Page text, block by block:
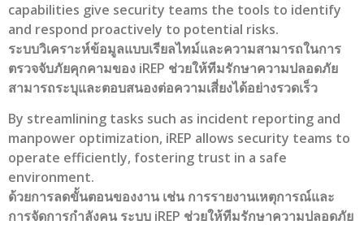
capabilities give security teams the tools to identify
and respond proactively to potential risks.
ระบบวิเคราะห์ข้อมูลแบบเรียลไทม์และความสามารถในการ
ตรวจจับภัยคุกคามของ iREP ช่วยให้ทีมรักษาความปลอดภัย
สามารถระบุและตอบสนองต่อความเสี่ยงได้อย่างรวดเร็ว
By streamlining tasks such as incident reporting and
manpower optimization, iREP allows security teams to
operate efficiently, fostering trust in a safe
environment.
ด้วยการลดขั้นตอนของงาน เช่น การรายงานเหตุการณ์และ
การจัดการกำลังคน ระบบ iREP ช่วยให้ทีมรักษาความปลอดภัย